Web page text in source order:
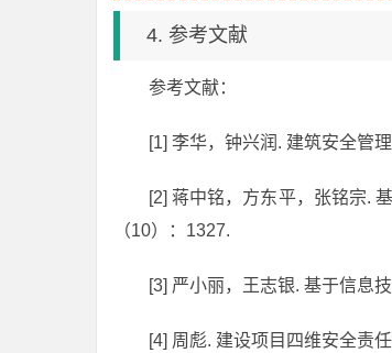
4. 参考文献
参考文献：
[1] 李华，钟兴润. 建筑安全管
[2] 蒋中铭，方东平，张铭宗.
（10）：1327.
[3] 严小丽，王志银. 基于信息
[4] 周彪. 建设项目四维安全责